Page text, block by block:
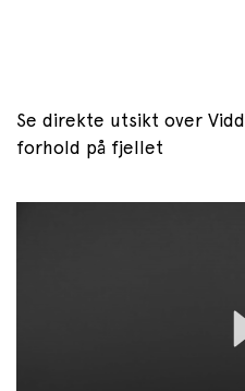
Se direkte utsikt over
forhold på fjellet